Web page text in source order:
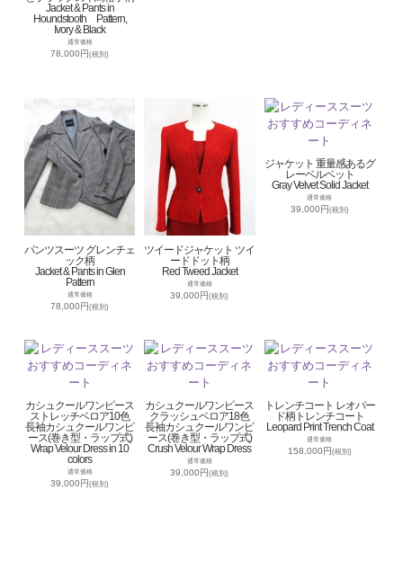
Jacket & Pants in
Houndstooth Pattern,
Ivory & Black
通常価格
78,000円(税別)
パンツスーツ グレンチェ
ック柄
Jacket & Pants in Glen
Pattern
通常価格
78,000円(税別)
ツイードジャケット ツイ
ードドット柄
Red Tweed Jacket
通常価格
39,000円(税別)
ジャケット 重量感あるグ
レーベルベット
Gray Velvet Solid Jacket
通常価格
39,000円(税別)
カシュクールワンピース
ストレッチベロア10色
長袖カシュクールワンピ
ース(巻き型・ラップ式)
Wrap Velour Dress in 10
colors
通常価格
39,000円(税別)
カシュクールワンピース
クラッシュベロア18色
長袖カシュクールワンピ
ース(巻き型・ラップ式)
Crush Velour Wrap Dress
通常価格
39,000円(税別)
トレンチコート レオパー
ド柄トレンチコート
Leopard Print Trench Coat
通常価格
158,000円(税別)